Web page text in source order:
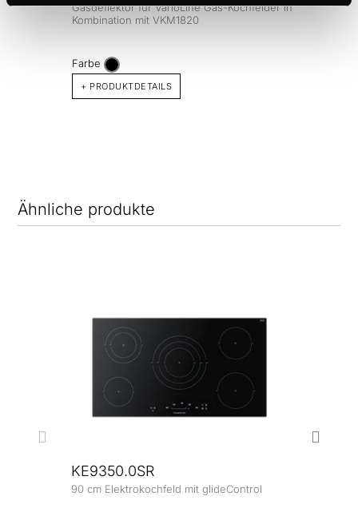
Gasdeflektor für VarioLine Gas-Kochfelder in
Kombination mit VKM1820
Farbe
+ PRODUKTDETAILS
Ähnliche produkte
KE9350.0SR
90 cm Elektrokochfeld mit glideControl